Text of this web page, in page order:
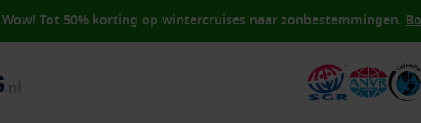
Wow! Tot 50% korting op wintercruises naar zonbestemmingen.